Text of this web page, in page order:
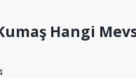
Hangi